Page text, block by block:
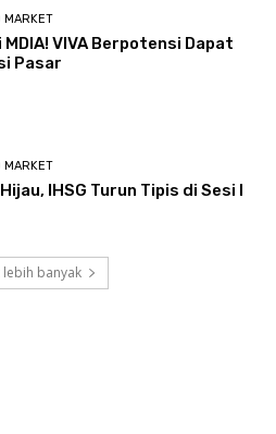
MARKET
MDIA! VIVA Berpotensi Dapat
Pasar
MARKET
IHSG Turun Tipis di Sesi I
lebih banyak